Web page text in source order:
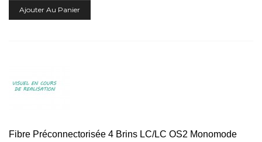
Ajouter Au Panier
Fibre Préconnectorisée 4 Brins LC/LC OS2 Monomode